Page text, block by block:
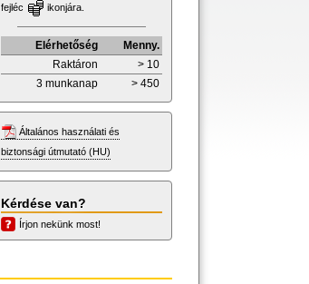
fejléc
ikonjára.
Elérhetőség
Menny.
Raktáron
> 10
3 munkanap
> 450
Általános használati és
biztonsági útmutató (HU)
Kérdése van?
Írjon nekünk most!